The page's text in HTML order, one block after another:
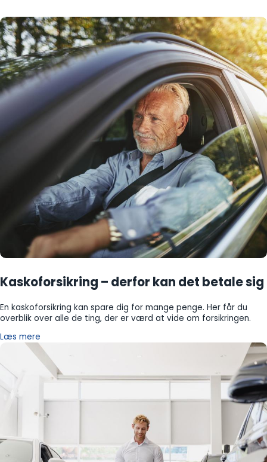
Kaskoforsikring – derfor kan det betale sig
En kaskoforsikring kan spare dig for mange penge. Her får du
overblik over alle de ting, der er værd at vide om forsikringen.
Læs mere